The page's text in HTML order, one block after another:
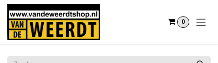
Overslaan naar inhoud
0